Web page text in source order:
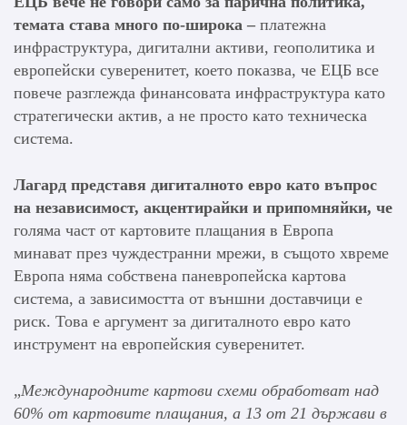
темата става много по-широка – платежна
инфраструктура, дигитални активи, геополитика и
европейски суверенитет, което показва, че ЕЦБ все
повече разглежда финансовата инфраструктура като
стратегически актив, а не просто като техническа
система.
Лагард представя дигиталното евро като въпрос
на независимост, акцентирайки и припомняйки, че
голяма част от картовите плащания в Европа
минават през чуждестранни мрежи, в същото хвреме
Европа няма собствена паневропейска картова
система, а зависимостта от външни доставчици е
риск. Това е аргумент за дигиталното евро като
инструмент на европейския суверенитет.
„Международните картови схеми обработват над
60% от картовите плащания, а 13 от 21 държави в